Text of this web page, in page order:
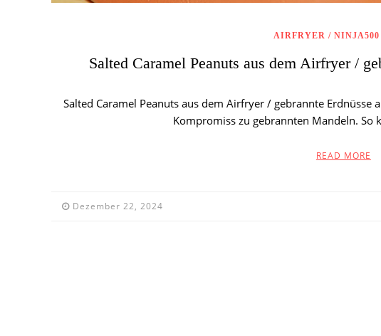
AIRFRYER / NINJA500
Salted Caramel Peanuts aus dem Airfryer /
Salted Caramel Peanuts aus dem Airfryer / gebrannte
Kompromiss zu gebrannten Mandeln. So
READ MORE
Dezember 22, 2024